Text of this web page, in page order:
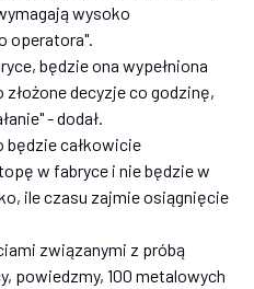
wysoko
operatora".
będzie ona wypełniona
decyzje co godzinę,
- dodał.
będzie całkowicie
w fabryce i nie będzie w
ile czasu zajmie osiągnięcie
związanymi z próbą
powiedzmy, 100 metalowych